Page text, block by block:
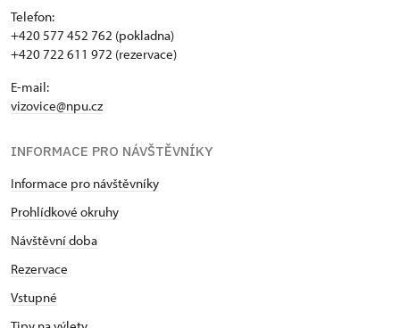
Telefon:
+420 577 452 762 (pokladna)
+420 722 611 972 (rezervace)
E-mail:
vizovice@npu.cz
INFORMACE PRO NÁVŠTĚVNÍKY
Informace pro návštěvníky
Prohlídkové okruhy
Návštěvní doba
Rezervace
Vstupné